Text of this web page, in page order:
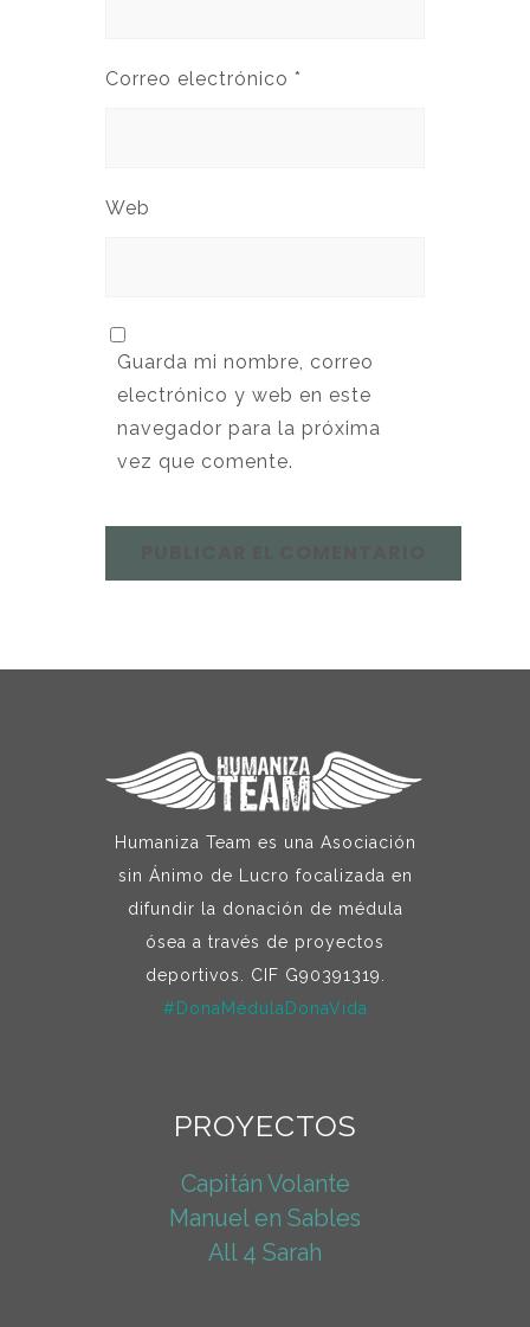
Correo electrónico *
Web
Guarda mi nombre, correo
electrónico y web en este
navegador para la próxima
vez que comente.
Humaniza Team es una Asociación
sin Ánimo de Lucro focalizada en
difundir la donación de médula
ósea a través de proyectos
deportivos. CIF G90391319.
#DonaMédulaDonaVida
PROYECTOS
Capitán Volante
Manuel en Sables
All 4 Sarah